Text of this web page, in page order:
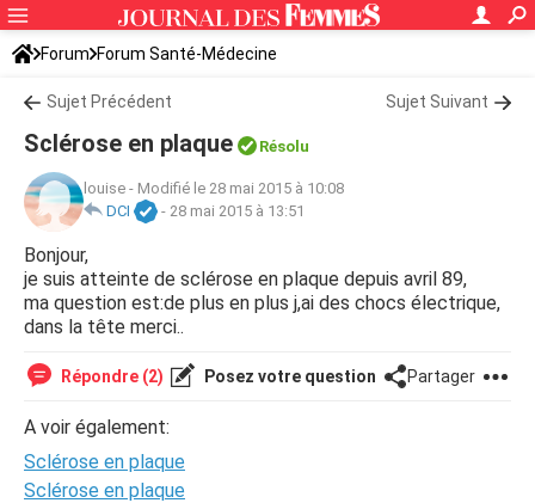
Forum Forum Santé-Médecine
Symptômes et maladies courantes Maladies neurologiques
Sujet Précédent Sujet Suivant
Sclérose en plaque Résolu
louise - Modifié le 28 mai 2015 à 10:08
DCI
- 28 mai 2015 à 13:51
Bonjour,
je suis atteinte de sclérose en plaque depuis avril 89,
ma question est:de plus en plus j,ai des chocs électrique,
dans la tête merci..
Répondre (2) Posez votre question Partager
A voir également:
Sclérose en plaque
Sclérose en plaque